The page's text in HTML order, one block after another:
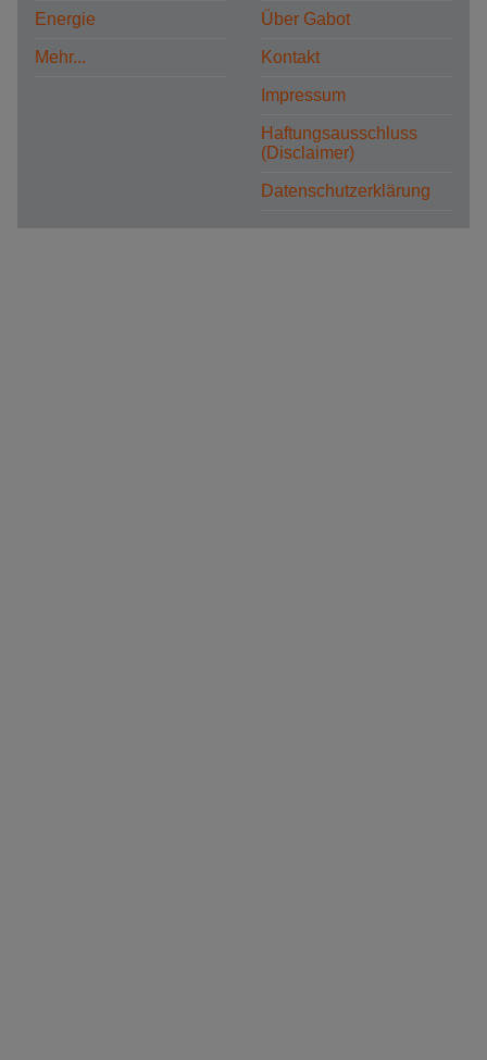
Energie
Mehr...
Über Gabot
Kontakt
Impressum
Haftungsausschluss
(Disclaimer)
Datenschutzerklärung